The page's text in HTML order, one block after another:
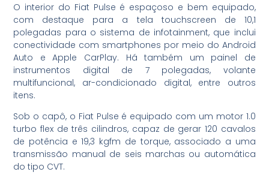
O interior do Fiat Pulse é espaçoso e bem equipado,
com destaque para a tela touchscreen de 10,1
polegadas para o sistema de infotainment, que inclui
conectividade com smartphones por meio do Android
Auto e Apple CarPlay. Há também um painel de
instrumentos digital de 7 polegadas, volante
multifuncional, ar-condicionado digital, entre outros
itens.
Sob o capô, o Fiat Pulse é equipado com um motor 1.0
turbo flex de três cilindros, capaz de gerar 120 cavalos
de potência e 19,3 kgfm de torque, associado a uma
transmissão manual de seis marchas ou automática
do tipo CVT.